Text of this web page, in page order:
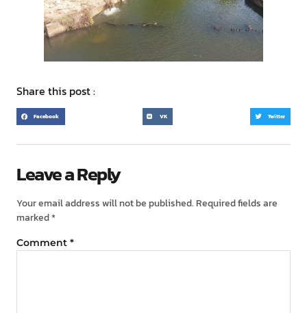
Share this post :
Facebook VK Twitter
Leave a Reply
Your email address will not be published. Required fields are
marked*
Comment *